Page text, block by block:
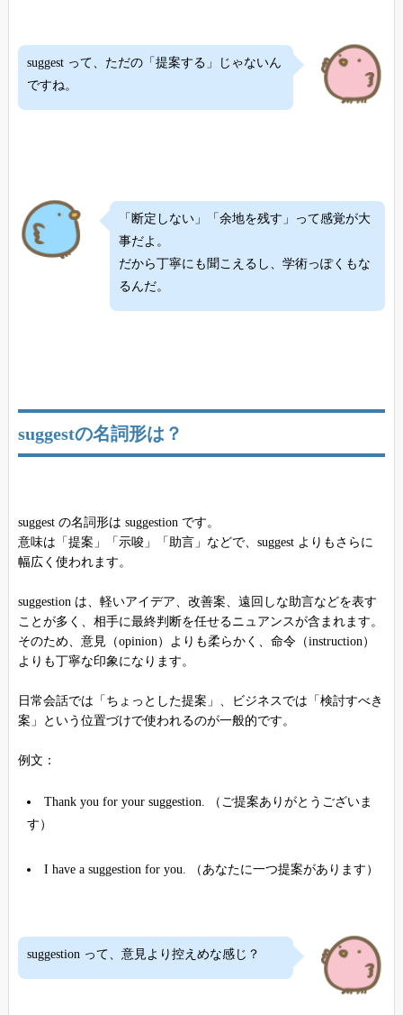
suggest って、ただの「提案する」じゃないん
ですね。
「断定しない」「余地を残す」って感覚が大
事だよ。
だから丁寧にも聞こえるし、学術っぽくもな
るんだ。
suggestの名詞形は？
suggest の名詞形は suggestion です。
意味は「提案」「示唆」「助言」などで、suggest よりもさらに
幅広く使われます。
suggestion は、軽いアイデア、改善案、遠回しな助言などを表す
ことが多く、相手に最終判断を任せるニュアンスが含まれます。
そのため、意見（opinion）よりも柔らかく、命令（instruction）
よりも丁寧な印象になります。
日常会話では「ちょっとした提案」、ビジネスでは「検討すべき
案」という位置づけで使われるのが一般的です。
例文：
Thank you for your suggestion. （ご提案ありがとうございま
す）
I have a suggestion for you. （あなたに一つ提案があります）
suggestion って、意見より控えめな感じ？